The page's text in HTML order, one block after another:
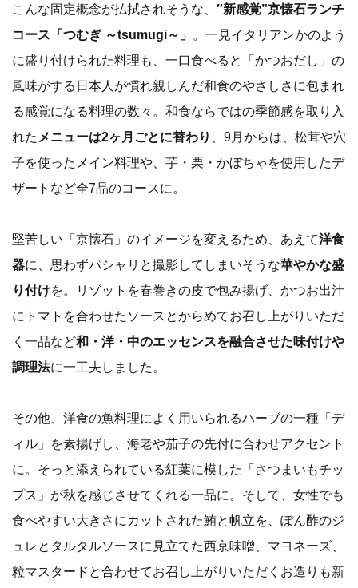
こんな固定概念が払拭されそうな、 ″新感覚”京懐石ランチ
コース「つむぎ ～tsumugi～」 。一見イタリアンかのよう
に盛り付けられた料理も、一口食べると「かつおだし」の
風味がする日本人が慣れ親しんだ和食のやさしさに包まれ
る感覚になる料理の数々。和食ならではの季節感を取り入
れた メニューは2ヶ月ごとに替わり
、9月からは、松茸や穴
子を使ったメイン料理や、芋・栗・かぼちゃを使用したデ
ザートなど全7品のコースに。
堅苦しい「京懐石」のイメージを変えるため、あえて洋食
器に、思わずパシャリと撮影してしまいそうな華やかな盛
り付けを。リゾットを春巻きの皮で包み揚げ、かつお出汁
にトマトを合わせたソースとからめてお召し上がりいただ
く一品など和・洋・中のエッセンスを融合させた味付けや
調理法に一工夫しました。
その他、洋食の魚料理によく用いられるハーブの一種「デ
ィル」を素揚げし、海老や茄子の先付に合わせアクセント
に。そっと添えられている紅葉に模した「さつまいもチッ
プス」が秋を感じさせてくれる一品に。そして、女性でも
食べやすい大きさにカットされた鮪と帆立を、ぽん酢のジ
ュレとタルタルソースに見立てた西京味噌、マヨネーズ、
粒マスタードと合わせてお召し上がりいただくお造りも新